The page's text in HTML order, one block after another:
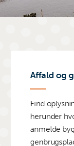
Affald og
Find
herunder
anmelde